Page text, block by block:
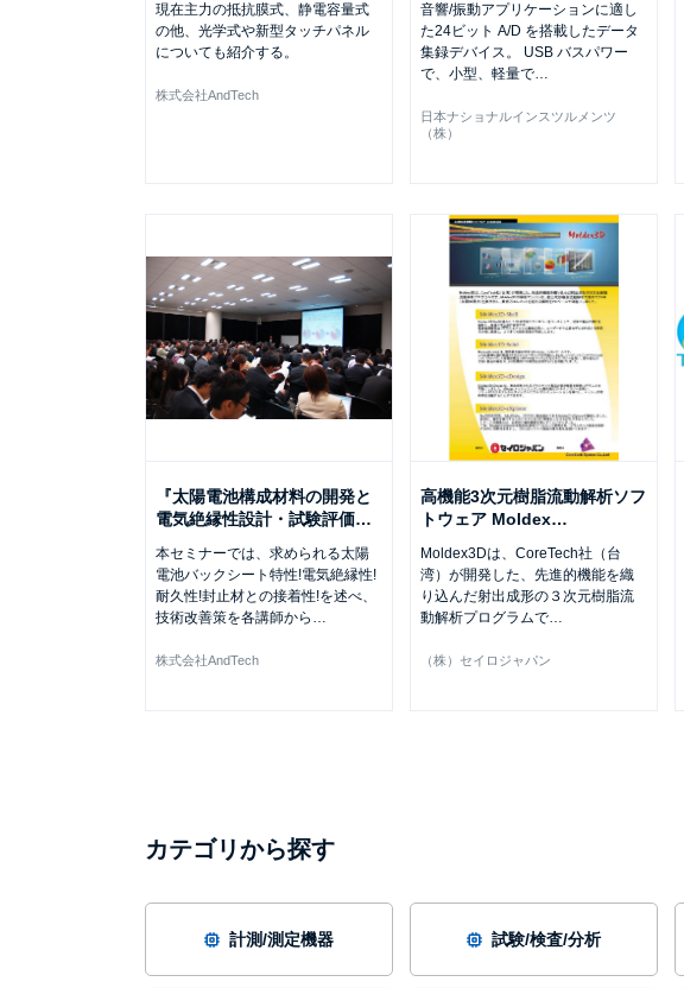
現在主力の抵抗膜式、静電容量式
の他、光学式や新型タッチパネル
についても紹介する。
株式会社AndTech
音響/振動アプリケーションに適し
た24ビット A/D を搭載したデータ
集録デバイス。 USB バスパワー
で、小型、軽量で…
日本ナショナルインスツルメンツ
（株）
『太陽電池構成材料の開発と
電気絶縁性設計・試験評価…
本セミナーでは、求められる太陽
電池バックシート特性!電気絶縁性!
耐久性!封止材との接着性!を述べ、
技術改善策を各講師から …
株式会社AndTech
高機能3次元樹脂流動解析ソフ
トウェア Moldex…
Moldex3Dは、CoreTech社（台
湾）が開発した、先進的機能を織
り込んだ射出成形の３次元樹脂流
動解析プログラムで…
（株）セイロジャパン
カテゴリから探す
計測/測定機器 試験/検査/分析